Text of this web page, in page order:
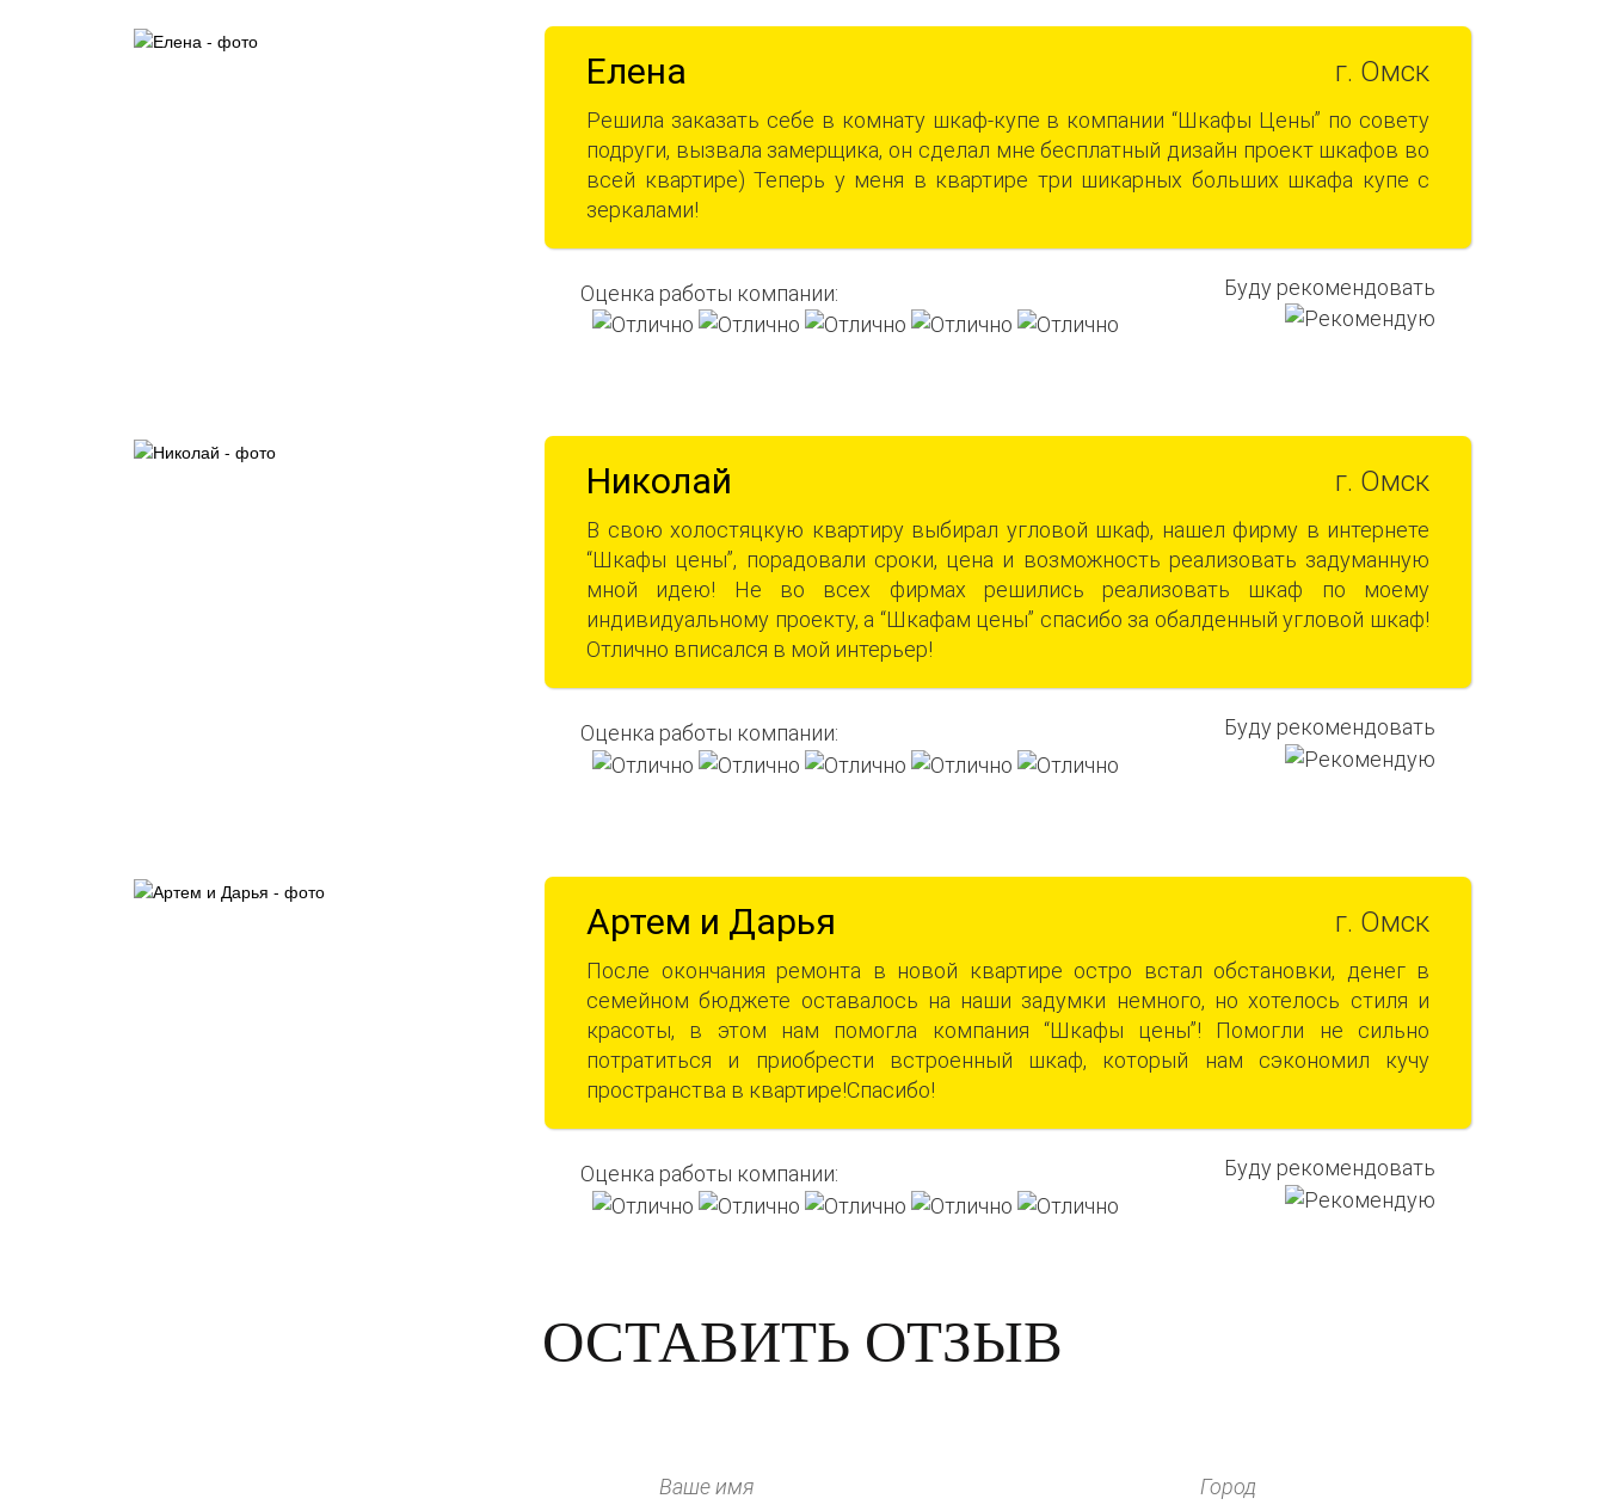
Елена г. Омск
Решила заказать себе в комнату шкаф-купе в компании “Шкафы Цены” по совету
подруги, вызвала замерщика, он сделал мне бесплатный дизайн проект шкафов во
всей квартире) Теперь у меня в квартире три шикарных больших шкафа купе с
зеркалами!
Оценка работы компании: Буду рекомендовать
Николай г. Омск
В свою холостяцкую квартиру выбирал угловой шкаф, нашел фирму в интернете
“Шкафы цены”, порадовали сроки, цена и возможность реализовать задуманную
мной идею! Не во всех фирмах решились реализовать шкаф по моему
индивидуальному проекту, а “Шкафам цены” спасибо за обалденный угловой шкаф!
Отлично вписался в мой интерьер!
Оценка работы компании: Буду рекомендовать
Артем и Дарья г. Омск
После окончания ремонта в новой квартире остро встал обстановки, денег в
семейном бюджете оставалось на наши задумки немного, но хотелось стиля и
красоты, в этом нам помогла компания “Шкафы цены”! Помогли не сильно
потратиться и приобрести встроенный шкаф, который нам сэкономил кучу
пространства в квартире!Спасибо!
Оценка работы компании: Буду рекомендовать
ОСТАВИТЬ ОТЗЫВ